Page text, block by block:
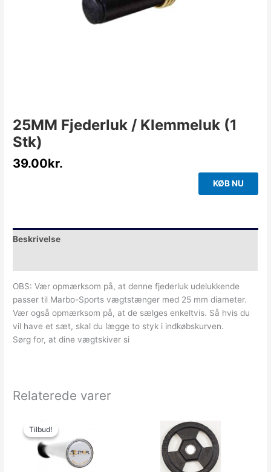
25MM Fjederluk / Klemmeluk (1
Stk)
39.00kr.
KØB NU
Beskrivelse
OBS: Vær opmærksom på, at denne fjederluk udelukkende
passer til Marbo-Sports vægtstænger med 25 mm diameter.
Vær også opmærksom på, at de sælges enkeltvis. Så hvis du
vil have et sæt, skal du lægge to styk i indkøbskurven.
Sørg for, at dine vægtskiver si
Relaterede varer
Tilbud!
Tilbud!
pris
var:
6,000.00kr..
pris
er:
4,999.00kr..